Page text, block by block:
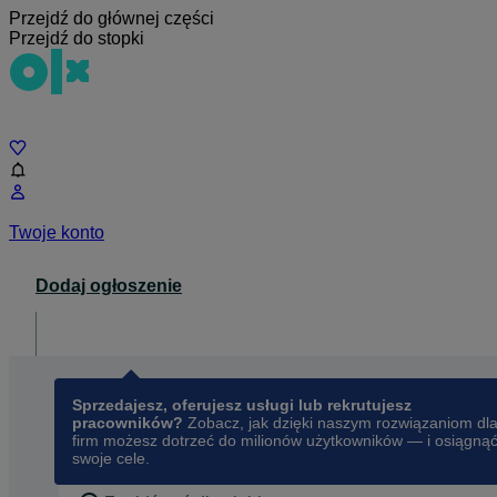
Przejdź do głównej części
Przejdź do stopki
Twoje konto
Dodaj ogłoszenie
Sprzedajesz, oferujesz usługi lub rekrutujesz
pracowników? Zobacz, jak dzięki naszym rozwiązaniom dla
firm możesz dotrzeć do milionów użytkowników — i osiągnąć
swoje cele.